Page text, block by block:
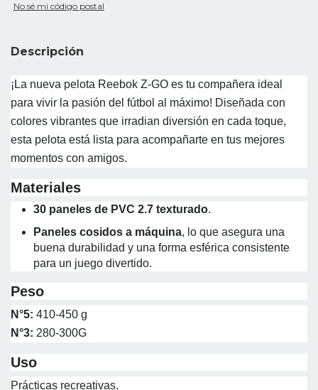
No sé mi código postal
Descripción
¡La nueva pelota Reebok Z-GO es tu compañera ideal
para vivir la pasión del fútbol al máximo! Diseñada con
colores vibrantes que irradian diversión en cada toque,
esta pelota está lista para acompañarte en tus mejores
momentos con amigos.
Materiales
30 paneles de PVC 2.7 texturado.
Paneles cosidos a máquina, lo que asegura una
buena durabilidad y una forma esférica consistente
para un juego divertido.
Peso
N°5: 410-450 g
N°3: 280-300G
Uso
Prácticas recreativas.